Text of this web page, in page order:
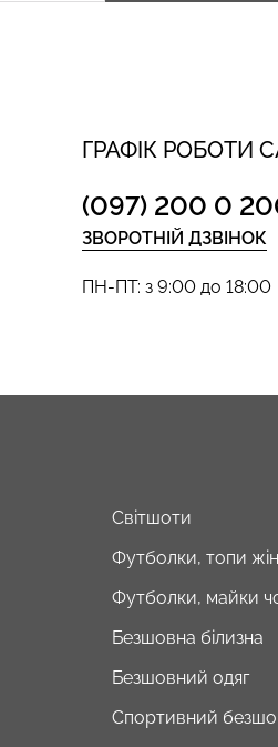
ГРАФІК РОБОТИ
(097) 200 0
ЗВОРОТНІЙ ДЗВІНОК
ПН-ПТ: з 9:00 до 18:00
Світшоти
Футболки, топи
Футболки, майки
Безшовна білизна
Безшовний одяг
Спортивний